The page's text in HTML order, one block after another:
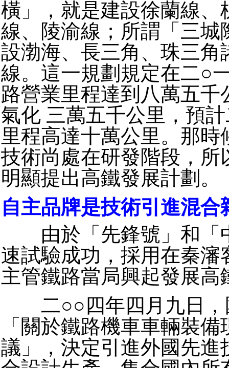
橫」，就是建設徐蘭線、
線、陵渝線；所謂「三城
設渤海、長三角、珠三角
線。這一規劃規定在二○
路營業里程達到八萬五千
氣化 三萬五千公里，預
里程高達十萬公里。那時
技術尚處在研發階段，所
明顯提出高鐵發展計劃。
自主品牌是技術引進混合
由於「先鋒號」和「
速試驗成功，採用在秦瀋
主管鐵路當局興起發展
二○○四年四月九日，
「關於鐵路機車車輛裝
議」，決定引進外國先進